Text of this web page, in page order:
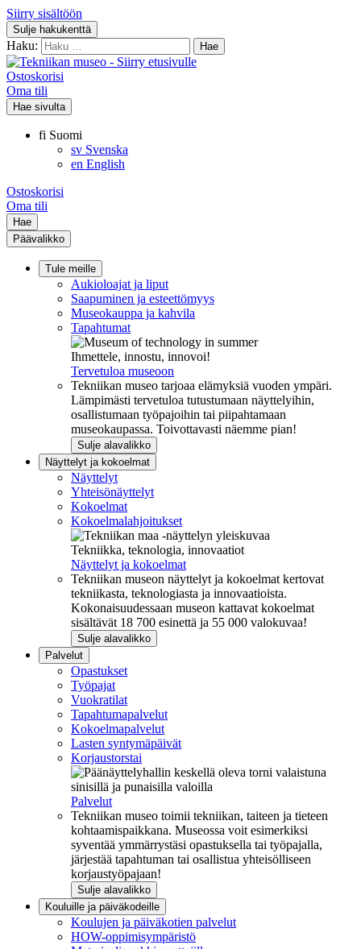
Siirry sisältöön
Sulje hakukenttä
Haku:
Ostoskorisi
Oma tili
Hae sivulta
fi Suomi
sv Svenska
en English
Ostoskorisi
Oma tili
Hae
Päävalikko
Tule meille
Aukioloajat ja liput
Saapuminen ja esteettömyys
Museokauppa ja kahvila
Tapahtumat
Ihmettele, innostu, innovoi!
Tervetuloa museoon
Tekniikan museo tarjoaa elämyksiä vuoden ympäri.
Lämpimästi tervetuloa tutustumaan näyttelyihin,
osallistumaan työpajoihin tai piipahtamaan
museokaupassa. Toivottavasti näemme pian!
Sulje alavalikko
Näyttelyt ja kokoelmat
Näyttelyt
Yhteisönäyttelyt
Kokoelmat
Kokoelmalahjoitukset
Tekniikka, teknologia, innovaatiot
Näyttelyt ja kokoelmat
Tekniikan museon näyttelyt ja kokoelmat kertovat
tekniikasta, teknologiasta ja innovaatioista.
Kokonaisuudessaan museon kattavat kokoelmat
sisältävät 18 700 esinettä ja 55 000 valokuvaa!
Sulje alavalikko
Palvelut
Opastukset
Työpajat
Vuokratilat
Tapahtumapalvelut
Kokoelmapalvelut
Lasten syntymäpäivät
Korjaustorstai
Palvelut
Tekniikan museo toimii tekniikan, taiteen ja tieteen
kohtaamispaikkana. Museossa voit esimerkiksi
syventää ymmärrystäsi opastuksella tai työpajalla,
järjestää tapahtuman tai osallistua yhteisölliseen
korjaustyöpajaan!
Sulje alavalikko
Kouluille ja päiväkodeille
Koulujen ja päiväkotien palvelut
HOW-oppimisympäristö